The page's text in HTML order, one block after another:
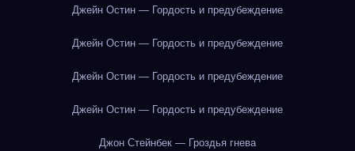
Джейн Остин — Гордость и предубеждение
Джейн Остин — Гордость и предубеждение
Джейн Остин — Гордость и предубеждение
Джейн Остин — Гордость и предубеждение
Джон Стейнбек — Гроздья гнева